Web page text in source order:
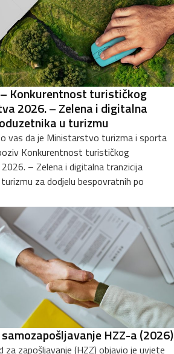
Konkurentnost turističkog
2026. – Zelena i digitalna
u turizmu
vas da je Ministarstvo turizma i sporta
Konkurentnost turističkog
– Zelena i digitalna tranzicija
za dodjelu bespovratnih po
HZZ-a (2026)
za zapošljavanje (HZZ) objavio je uvjete